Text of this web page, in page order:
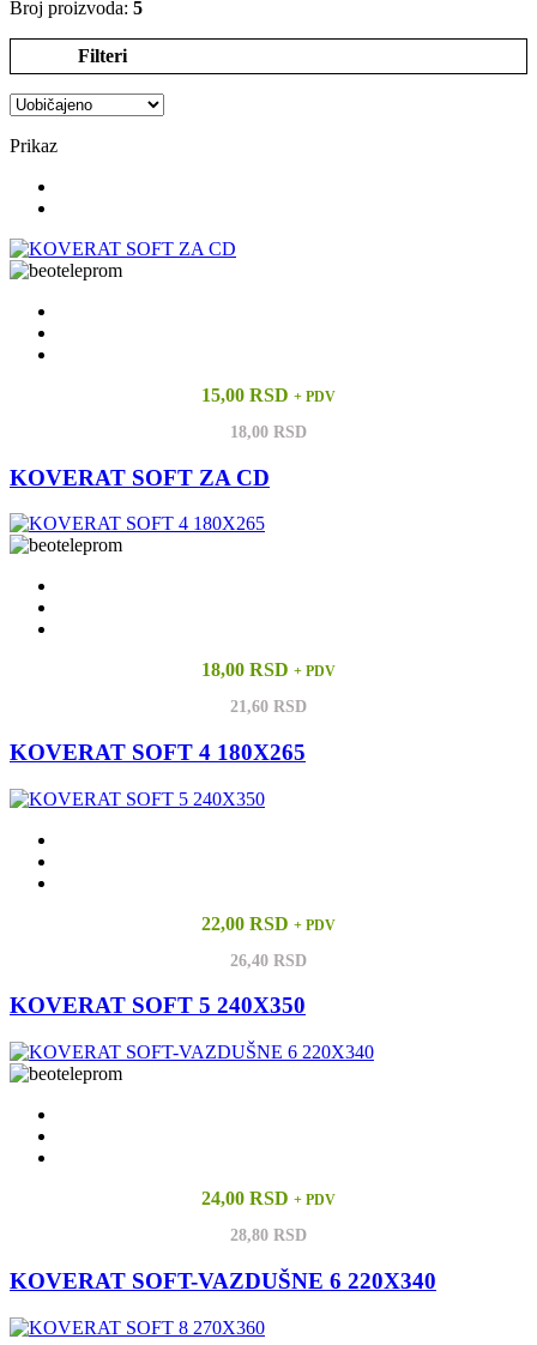
Broj proizvoda: 5
Filteri
Prikaz
15,00 RSD + PDV
18,00 RSD
KOVERAT SOFT ZA CD
18,00 RSD + PDV
21,60 RSD
KOVERAT SOFT 4 180X265
22,00 RSD + PDV
26,40 RSD
KOVERAT SOFT 5 240X350
24,00 RSD + PDV
28,80 RSD
KOVERAT SOFT-VAZDUŠNE 6 220X340